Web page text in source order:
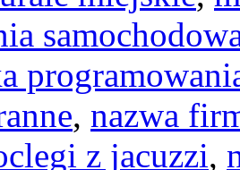
, nazwa
z jacuzzi,